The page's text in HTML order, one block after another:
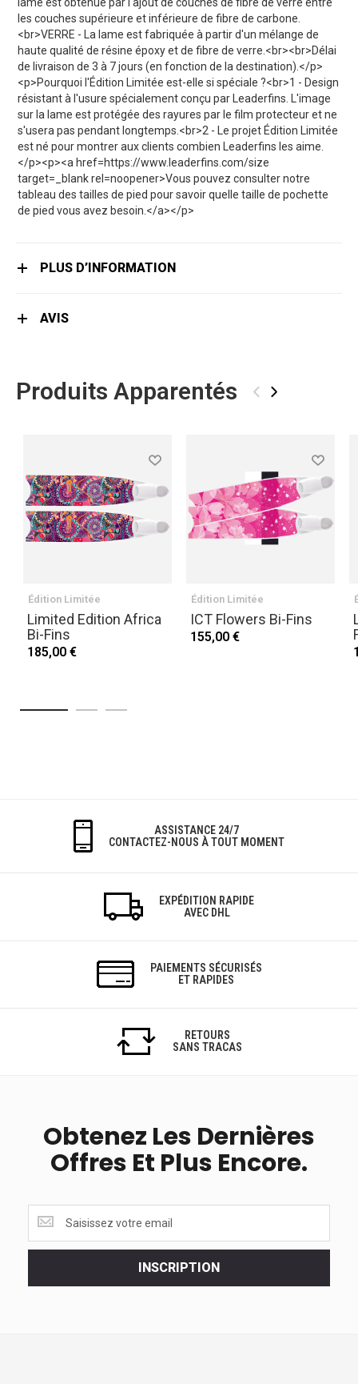
les couches supérieure et inférieure de fibre de carbone.
<br>VERRE - La lame est fabriquée à partir d'un mélange de
haute qualité de résine époxy et de fibre de verre.<br><br>Délai
de livraison de 3 à 7 jours (en fonction de la destination).</p>
<p>Pourquoi l'Édition Limitée est-elle si spéciale ?<br>1 - Design
résistant à l'usure spécialement conçu par Leaderfins. L'image
sur la lame est protégée des rayures par le film protecteur et ne
s'usera pas pendant longtemps.<br>2 - Le projet Édition Limitée
est né pour montrer aux clients combien Leaderfins les aime.
</p><p><a href=https://www.leaderfins.com/size
target=_blank rel=noopener>Vous pouvez consulter notre
tableau des tailles de pied pour savoir quelle taille de pochette
de pied vous avez besoin.</a></p>
PLUS D’INFORMATION
AVIS
Produits Apparentés ‹ ›
Édition Limitée
Limited Edition Africa
Bi-Fins
185,00 €
Édition Limitée
ICT Flowers Bi-Fins
155,00 €
ASSISTANCE 24/7
CONTACTEZ-NOUS À TOUT MOMENT
EXPÉDITION RAPIDE
AVEC DHL
PAIEMENTS SÉCURISÉS
ET RAPIDES
RETOURS
SANS TRACAS
Obtenez Les Dernières
Offres Et Plus Encore.
les
dernières
INSCRIPTION